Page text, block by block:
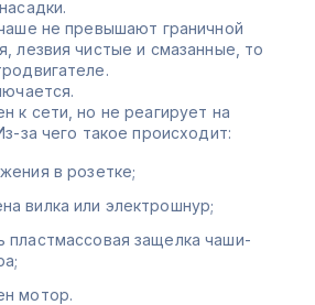
не превышают граничной
лезвия чистые и смазанные, то
к сети, но не реагирует на
за чего такое происходит:
в розетке;
вилка или электрошнур;
пластмассовая защелка чаши-
мотор.